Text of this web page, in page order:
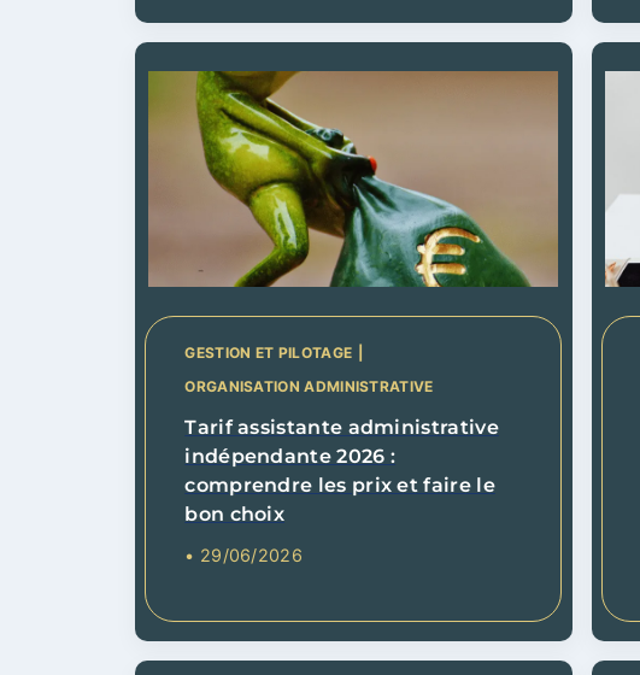
GESTION ET PILOTAGE
ORGANISATION ADMINISTRATIVE
Tarif assistante administrative
indépendante 2026 :
comprendre les prix et faire le
bon choix
• 29/06/2026